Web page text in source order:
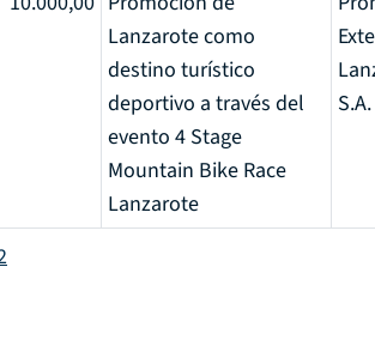
Lanzarote como
destino turístico
deportivo a través del
evento 4 Stage
Mountain Bike Race
Lanzarote
S.A.